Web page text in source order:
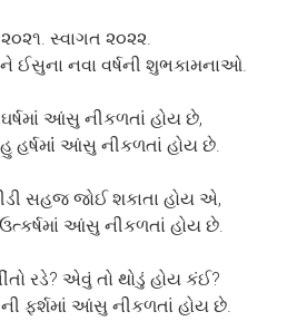
સ્વાગત ૨૦૨૨.
ઈસુના નવા વર્ષની શુભકામનાઓ.
આંસુ નીકળતાં હોય છે,
હર્ષમાંં આંસુ નીકળતાં હોય છે.
સહજ જોઈ શકાતા હોય એ,
આંસુ નીકળતાં હોય છે.
રડે? એવું તો થોડું હોય કંઈ?
ફર્શમાં આંસુ નીકળતાં હોય છે.